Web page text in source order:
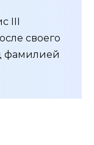
III
своего
фамилией